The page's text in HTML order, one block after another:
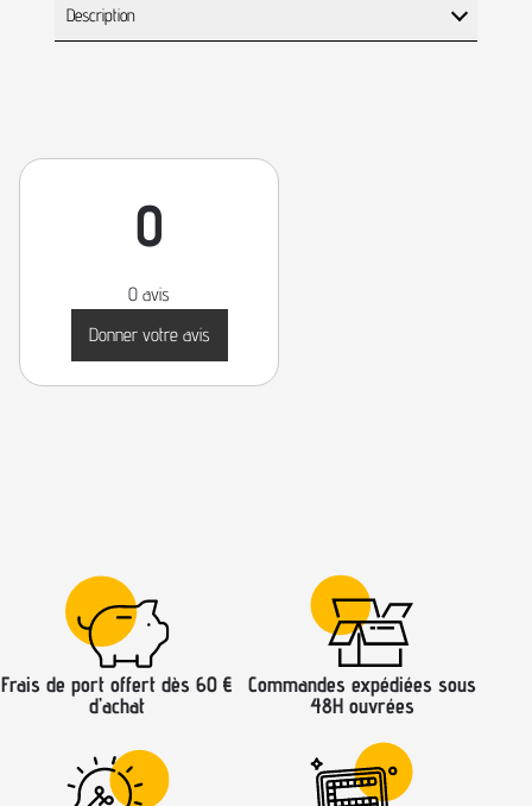
Description
0
0 avis
Donner votre avis
Frais de port offert dès 60 €
d’achat
Commandes expédiées sous
48H ouvrées